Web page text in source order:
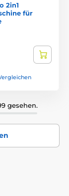
2in1
für
gesehen.